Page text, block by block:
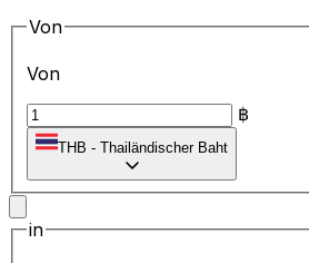
Von
Von
฿
THB - Thailändischer Baht
in